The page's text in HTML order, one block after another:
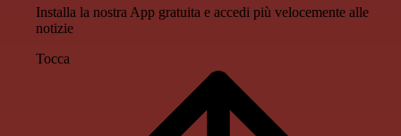
Installa la nostra App gratuita e accedi più velocemente alle
notizie
Tocca